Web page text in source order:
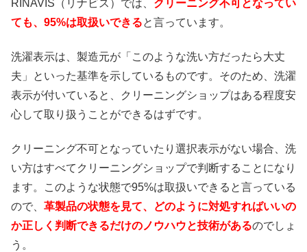
RINAVIS（リナビス）では、 クリーニング不可となってい
ても、95%は取扱いできると言っています。
洗濯表示は、製造元が「このような洗い方だったら大丈
夫」といった基準を示しているものです。そのため、洗濯
表示が付いていると、クリーニングショップはある程度安
心して取り扱うことができるはずです。
クリーニング不可となっていたり選択表示がない場合、洗
い方はすべてクリーニングショップで判断することになり
ます。このような状態で95%は取扱いできると言っている
ので、 革製品の状態を見て、どのように対処すればいいの
か正しく判断できるだけのノウハウと技術があるのでしょ
う。